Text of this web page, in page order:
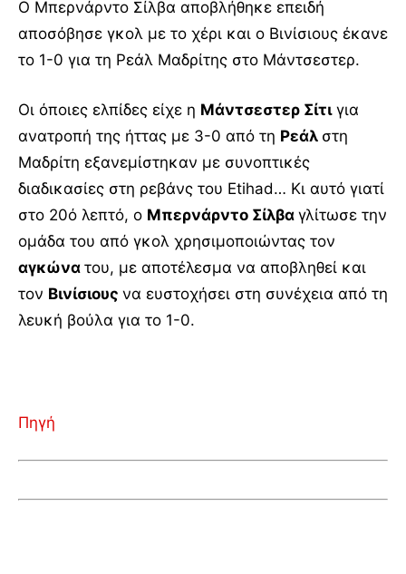
Ο Μπερνάρντο Σίλβα αποβλήθηκε επειδή
αποσόβησε γκολ με το χέρι και ο Βινίσιους έκανε
το 1-0 για τη Ρεάλ Μαδρίτης στο Μάντσεστερ.
Οι όποιες ελπίδες είχε η Μάντσεστερ Σίτιγια
ανατροπή της ήττας με 3-0 από τη Ρεάλ στη
Μαδρίτη εξανεμίστηκαν με συνοπτικές
διαδικασίες στη ρεβάνς του Etihad… Κι αυτό γιατί
στο 20ό λεπτό, ο Μπερνάρντο Σίλβα γλίτωσε την
ομάδα του από γκολ χρησιμοποιώντας τον
αγκώνα του, με αποτέλεσμα να αποβληθεί και
τον Βινίσιους να ευστοχήσει στη συνέχεια από τη
λευκή βούλα για το 1-0.
Πηγή